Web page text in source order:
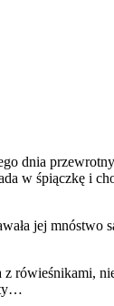
dnia
w śpiączkę i
jej